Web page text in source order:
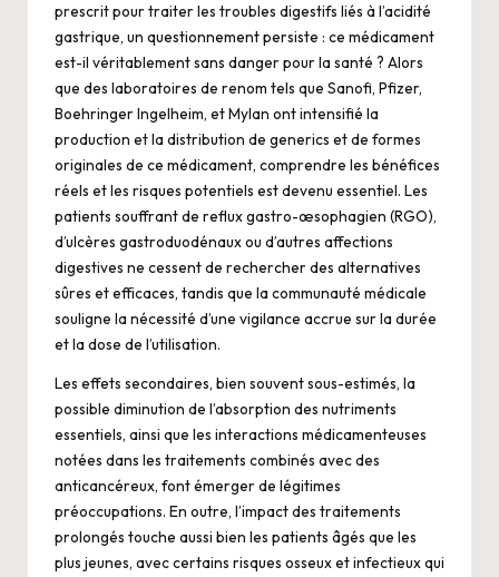
prescrit pour traiter les troubles digestifs liés à l’acidité
gastrique, un questionnement persiste : ce médicament
est-il véritablement sans danger pour la santé ? Alors
que des laboratoires de renom tels que Sanofi, Pfizer,
Boehringer Ingelheim, et Mylan ont intensifié la
production et la distribution de generics et de formes
originales de ce médicament, comprendre les bénéfices
réels et les risques potentiels est devenu essentiel. Les
patients souffrant de reflux gastro-œsophagien (RGO),
d’ulcères gastroduodénaux ou d’autres affections
digestives ne cessent de rechercher des alternatives
sûres et efficaces, tandis que la communauté médicale
souligne la nécessité d’une vigilance accrue sur la durée
et la dose de l’utilisation.
Les effets secondaires, bien souvent sous-estimés, la
possible diminution de l’absorption des nutriments
essentiels, ainsi que les interactions médicamenteuses
notées dans les traitements combinés avec des
anticancéreux, font émerger de légitimes
préoccupations. En outre, l’impact des traitements
prolongés touche aussi bien les patients âgés que les
plus jeunes, avec certains risques osseux et infectieux qui